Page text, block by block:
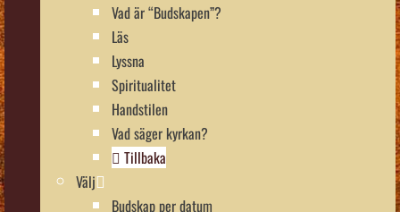
Vad är “Budskapen”?
Läs
Lyssna
Spiritualitet
Handstilen
Vad säger kyrkan?
Tillbaka
Välj
Budskap per datum